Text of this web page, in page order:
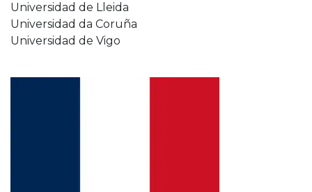
Universidad de Lleida
Universidad da Coruña
Universidad de Vigo